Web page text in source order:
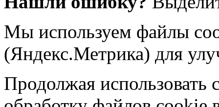
Мы используем файлы
(Яндекс.Метрика) для
Продолжая использовать